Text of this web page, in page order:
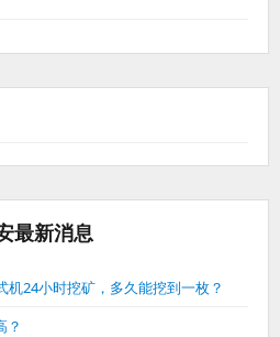
最新消息
机24小时挖矿，多久能挖到一枚？
？